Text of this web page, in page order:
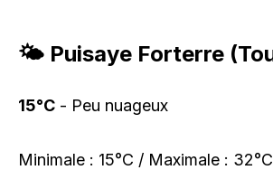
🌤️ Puisaye Forterre
15°C - Peu nuageux
Minimale : 15°C / Maximale : 32°C